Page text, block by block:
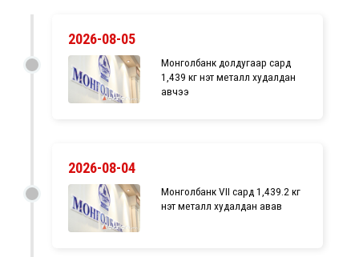
2026-08-05
Монголбанк долдугаар сард
1,439 кг үнэт металл худалдан
авчээ
2026-08-04
Монголбанк VII сард 1,439.2 кг
үнэт металл худалдан авав